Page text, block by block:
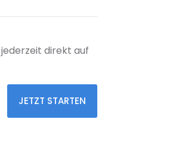
direkt auf
JETZT STARTEN